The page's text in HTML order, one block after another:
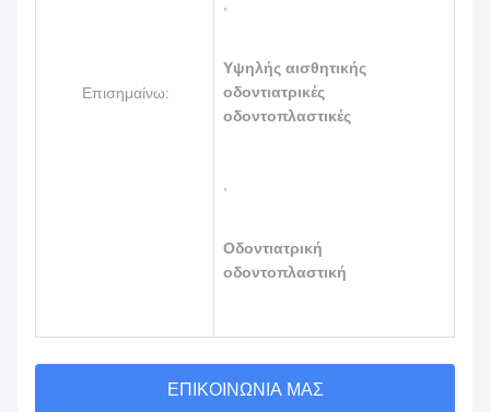
Επισημαίνω:
Υψηλής αισθητικής
οδοντιατρικές
οδοντοπλαστικές
Οδοντιατρική
οδοντοπλαστική
ΕΠΙΚΟΙΝΩΝΊΑ ΜΑΣ